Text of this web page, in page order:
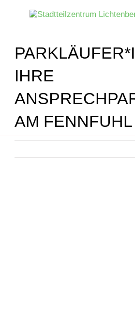
IHRE
AM FENNFUHL